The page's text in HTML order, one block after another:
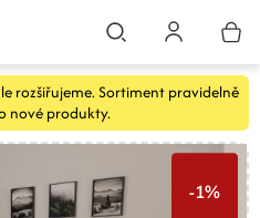
rozšiřujeme. Sortiment pravidelně
nové produkty.
-1%